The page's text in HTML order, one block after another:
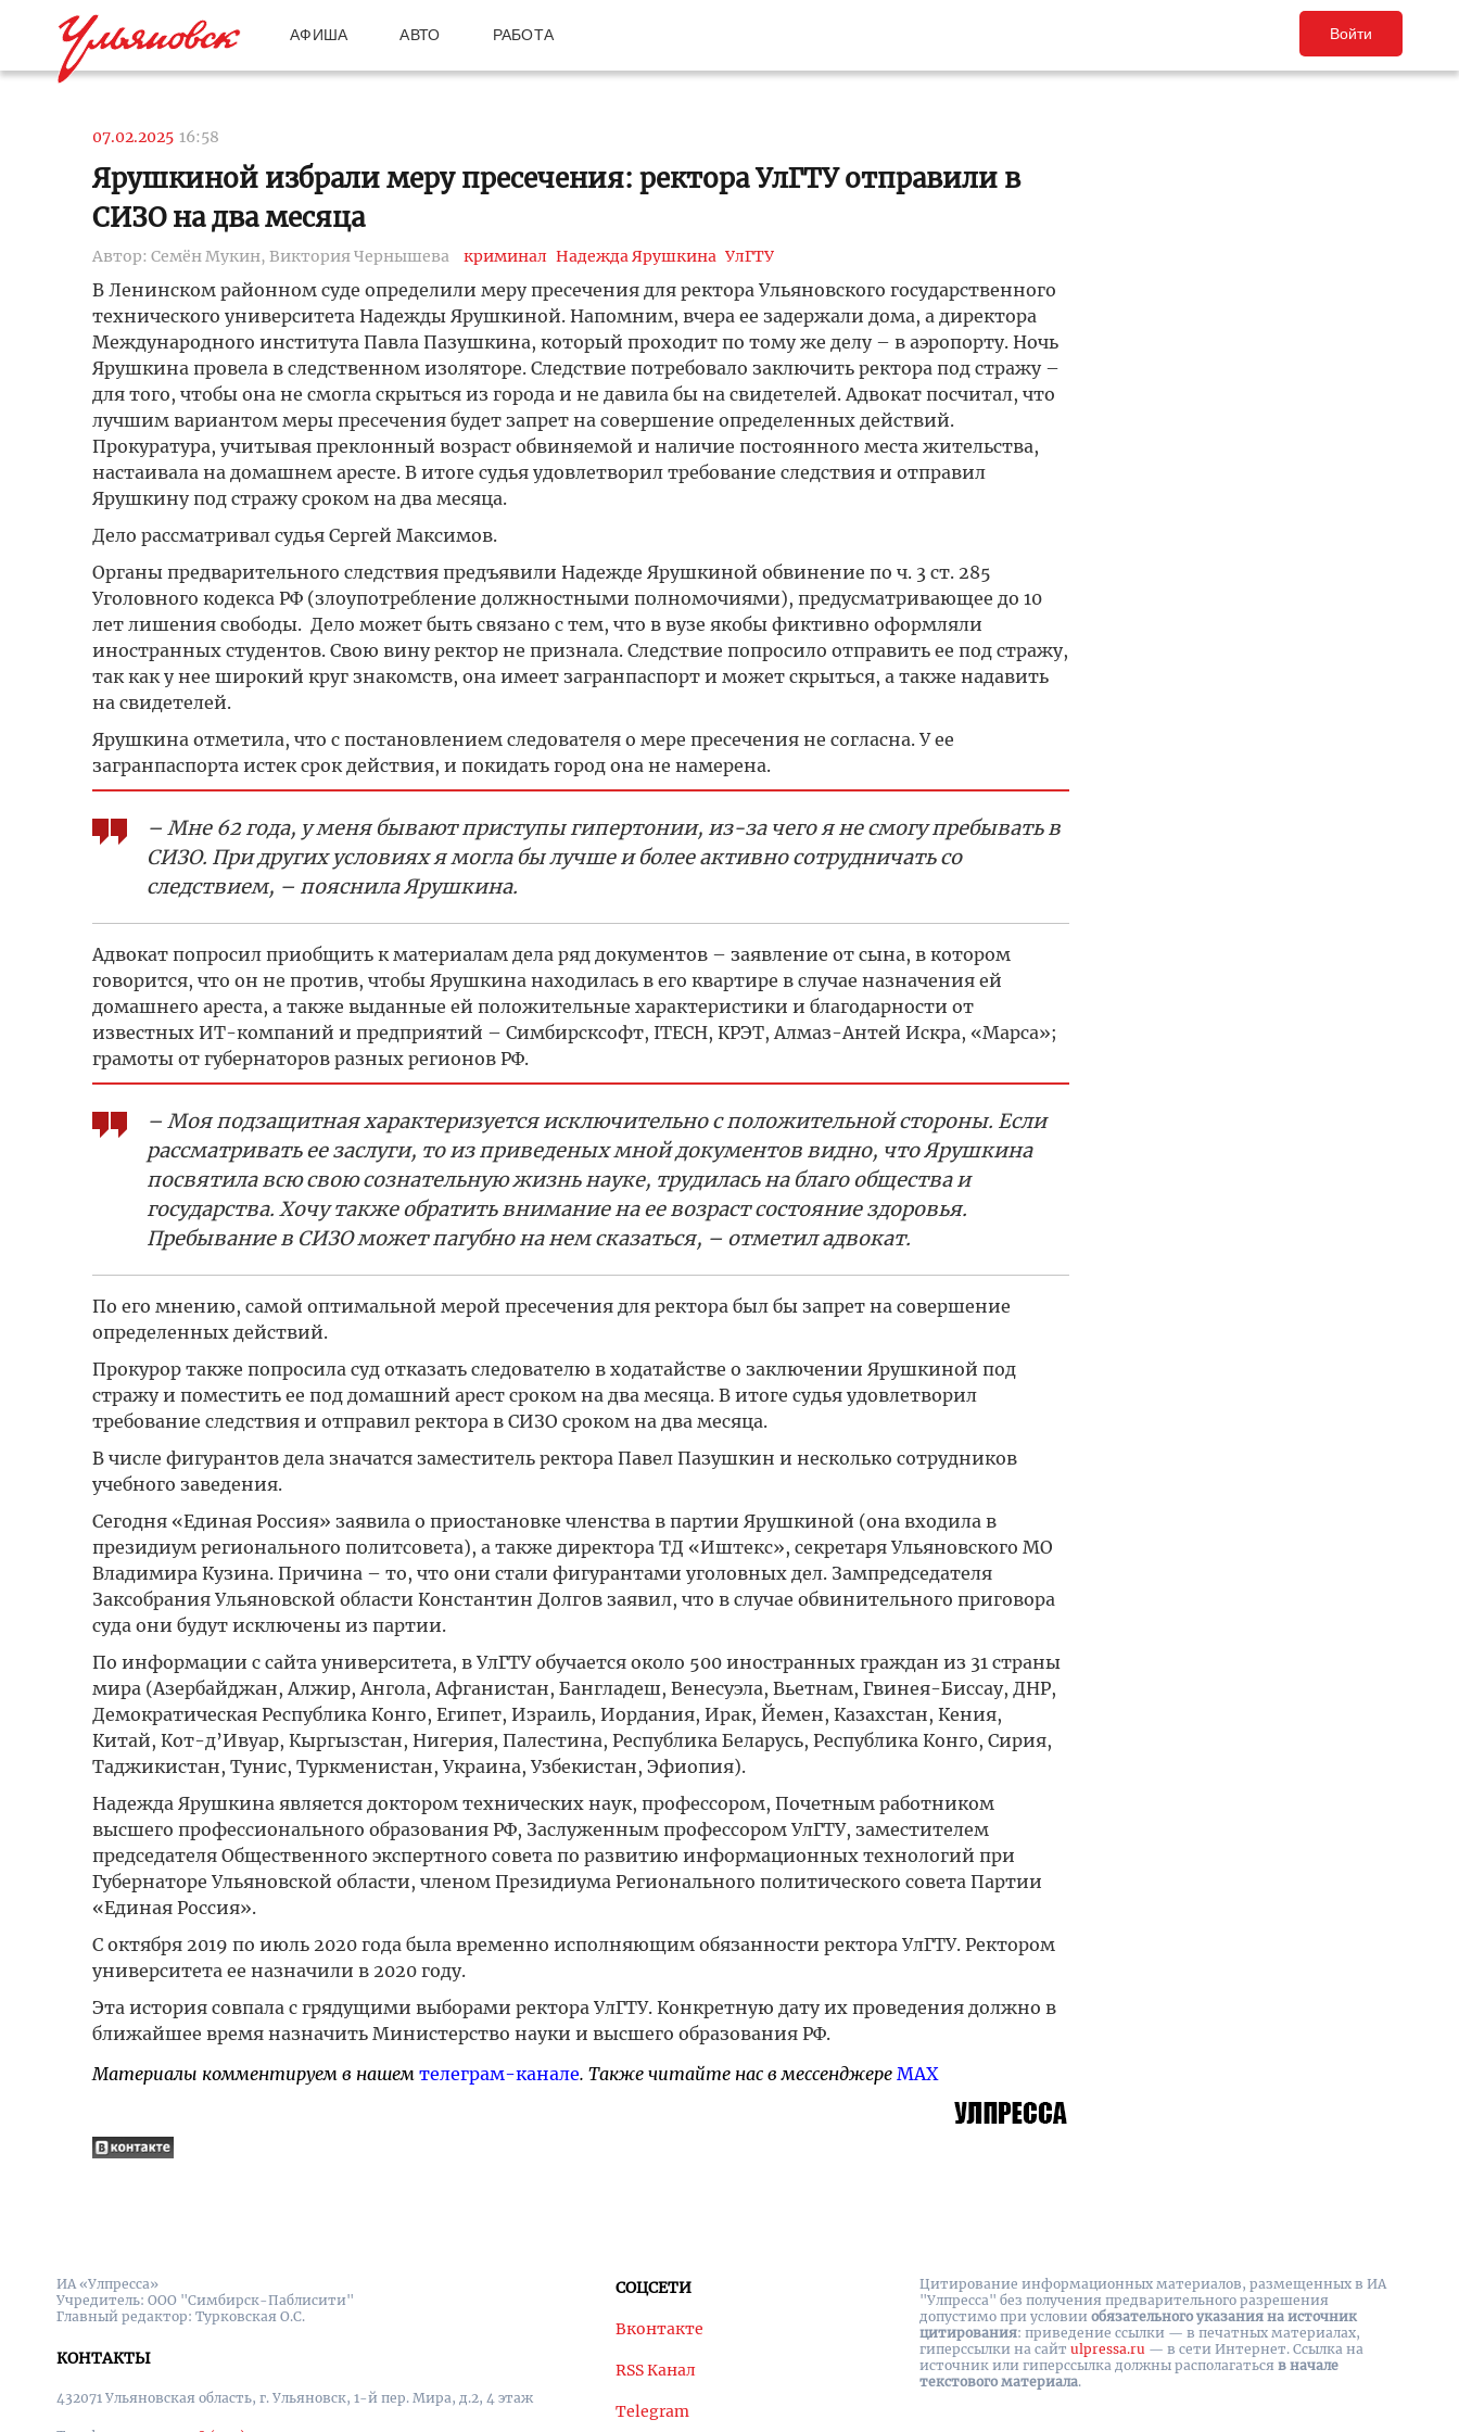
АФИША АВТО РАБОТА Войти
07.02.2025 16:58
Ярушкиной избрали меру пресечения: ректора УлГТУ отправили в
СИЗО на два месяца
Автор: Семён Мукин, Виктория Чернышева криминал Надежда Ярушкина УлГТУ
В Ленинском районном суде определили меру пресечения для ректора Ульяновского государственного
технического университета Надежды Ярушкиной. Напомним, вчера ее задержали дома, а директора
Международного института Павла Пазушкина, который проходит по тому же делу – в аэропорту. Ночь
Ярушкина провела в следственном изоляторе. Следствие потребовало заключить ректора под стражу –
для того, чтобы она не смогла скрыться из города и не давила бы на свидетелей. Адвокат посчитал, что
лучшим вариантом меры пресечения будет запрет на совершение определенных действий.
Прокуратура, учитывая преклонный возраст обвиняемой и наличие постоянного места жительства,
настаивала на домашнем аресте. В итоге судья удовлетворил требование следствия и отправил
Ярушкину под стражу сроком на два месяца.
Дело рассматривал судья Сергей Максимов.
Органы предварительного следствия предъявили Надежде Ярушкиной обвинение по ч. 3 ст. 285
Уголовного кодекса РФ (злоупотребление должностными полномочиями), предусматривающее до 10
лет лишения свободы. Дело может быть связано с тем, что в вузе якобы фиктивно оформляли
иностранных студентов. Свою вину ректор не признала. Следствие попросило отправить ее под стражу,
так как у нее широкий круг знакомств, она имеет загранпаспорт и может скрыться, а также надавить
на свидетелей.
Ярушкина отметила, что с постановлением следователя о мере пресечения не согласна. У ее
загранпаспорта истек срок действия, и покидать город она не намерена.
– Мне 62 года, у меня бывают приступы гипертонии, из-за чего я не смогу пребывать в
СИЗО. При других условиях я могла бы лучше и более активно сотрудничать со
следствием, – пояснила Ярушкина.
Адвокат попросил приобщить к материалам дела ряд документов – заявление от сына, в котором
говорится, что он не против, чтобы Ярушкина находилась в его квартире в случае назначения ей
домашнего ареста, а также выданные ей положительные характеристики и благодарности от
известных ИТ-компаний и предприятий – Симбирсксофт, ITECH, КРЭТ, Алмаз-Антей Искра, «Марса»;
грамоты от губернаторов разных регионов РФ.
– Моя подзащитная характеризуется исключительно с положительной стороны. Если
рассматривать ее заслуги, то из приведеных мной документов видно, что Ярушкина
посвятила всю свою сознательную жизнь науке, трудилась на благо общества и
государства. Хочу также обратить внимание на ее возраст состояние здоровья.
Пребывание в СИЗО может пагубно на нем сказаться, – отметил адвокат.
По его мнению, самой оптимальной мерой пресечения для ректора был бы запрет на совершение
определенных действий.
Прокурор также попросила суд отказать следователю в ходатайстве о заключении Ярушкиной под
стражу и поместить ее под домашний арест сроком на два месяца. В итоге судья удовлетворил
требование следствия и отправил ректора в СИЗО сроком на два месяца.
В числе фигурантов дела значатся заместитель ректора Павел Пазушкин и несколько сотрудников
учебного заведения.
Сегодня «Единая Россия» заявила о приостановке членства в партии Ярушкиной (она входила в
президиум регионального политсовета), а также директора ТД «Иштекс», секретаря Ульяновского МО
Владимира Кузина. Причина – то, что они стали фигурантами уголовных дел. Зампредседателя
Заксобрания Ульяновской области Константин Долгов заявил, что в случае обвинительного приговора
суда они будут исключены из партии.
По информации с сайта университета, в УлГТУ обучается около 500 иностранных граждан из 31 страны
мира (Азербайджан, Алжир, Ангола, Афганистан, Бангладеш, Венесуэла, Вьетнам, Гвинея-Биссау, ДНР,
Демократическая Республика Конго, Египет, Израиль, Иордания, Ирак, Йемен, Казахстан, Кения,
Китай, Кот-д’Ивуар, Кыргызстан, Нигерия, Палестина, Республика Беларусь, Республика Конго, Сирия,
Таджикистан, Тунис, Туркменистан, Украина, Узбекистан, Эфиопия).
Надежда Ярушкина является доктором технических наук, профессором, Почетным работником
высшего профессионального образования РФ, Заслуженным профессором УлГТУ, заместителем
председателя Общественного экспертного совета по развитию информационных технологий при
Губернаторе Ульяновской области, членом Президиума Регионального политического совета Партии
«Единая Россия».
С октября 2019 по июль 2020 года была временно исполняющим обязанности ректора УлГТУ. Ректором
университета ее назначили в 2020 году.
Эта история совпала с грядущими выборами ректора УлГТУ. Конкретную дату их проведения должно в
ближайшее время назначить Министерство науки и высшего образования РФ.
Материалы комментируем в нашем телеграм-канале. Также читайте нас в мессенджере MAX
ИА «Улпресса»
Учредитель: ООО "Симбирск-Паблисити"
Главный редактор: Турковская О.С.
КОНТАКТЫ
432071 Ульяновская область, г. Ульяновск, 1-й пер. Мира, д.2, 4 этаж
СОЦСЕТИ
Вконтакте
RSS Канал
Telegram
Цитирование информационных материалов, размещенных в ИА
"Улпресса" без получения предварительного разрешения
допустимо при условии обязательного указания на источник
цитирования: приведение ссылки — в печатных материалах,
гиперссылки на cайт ulpressa.ru — в сети Интернет. Ссылка на
источник или гиперссылка должны располагаться в начале
текстового материала.